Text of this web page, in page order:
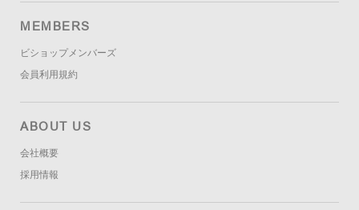
MEMBERS
ビショップメンバーズ
会員利用規約
ABOUT US
会社概要
採用情報